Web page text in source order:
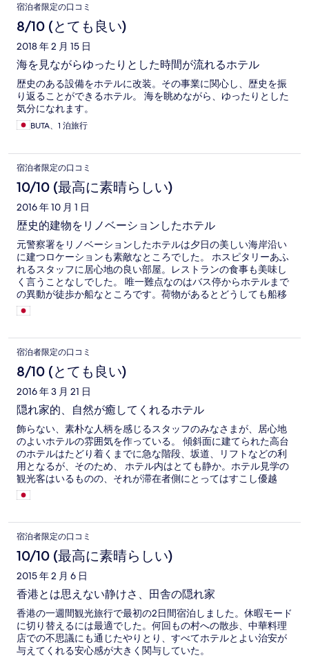
宿泊者限定の口コミ
8/10 (とても良い)
2018 年 2 月 15 日
海を見ながらゆったりとした時間が流れるホテル
歴史のある設備をホテルに改装。その事業に関心し、歴史を振
り返ることができるホテル。 海を眺めながら、ゆったりとした
気分になれます。
BUTA、1 泊旅行
宿泊者限定の口コミ
10/10 (最高に素晴らしい)
2016 年 10 月 1 日
歴史的建物をリノベーションしたホテル
元警察署をリノベーションしたホテルは夕日の美しい海岸沿い
に建つロケーションも素敵なところでした。 ホスピタリーあふ
れるスタッフに居心地の良い部屋。レストランの食事も美味し
く言うことなしでした。 唯一難点なのはバス停からホテルまで
の異動が徒歩か船なところです。荷物があるとどうしても船移
動を選択することになりますが、その乗船代が1グループ100香
港ドル。他の交通手段が格安の香港なので高いです。
宿泊者限定の口コミ
8/10 (とても良い)
2016 年 3 月 21 日
隠れ家的、自然が癒してくれるホテル
飾らない、素朴な人柄を感じるスタッフのみなさまが、居心地
のよいホテルの雰囲気を作っている。 傾斜面に建てられた高台
のホテルはたどり着くまでに急な階段、坂道、リフトなどの利
用となるが、そのため、 ホテル内はとても静か。ホテル見学の
観光客はいるものの、それが滞在者側にとってはすこし優越
感。 大人に優雅に過ごしていただきたいお部屋です。
宿泊者限定の口コミ
10/10 (最高に素晴らしい)
2015 年 2 月 6 日
香港とは思えない静けさ、田舎の隠れ家
香港の一週間観光旅行で最初の2日間宿泊しました。休暇モード
に切り替えるには最適でした。何回もの村への散歩、中華料理
店での不思議にも通じたやりとり、すべてホテルとよい治安が
与えてくれる安心感が大きく関与していた。